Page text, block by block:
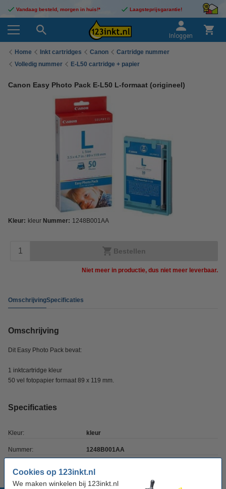
Cookies op 123inkt.nl
We maken winkelen bij 123inkt.nl
Vandaag besteld, morgen in huis!* Laagsteprijsgarantie!
Inloggen
Home Inkt cartridges Canon
Cartridge nummer
Volledig nummer
E-L50 cartridge + papier
Canon Easy Photo Pack E-L50 L-formaat (origineel)
Kleur: kleur Nummer: 1248B001AA
Bestellen
Niet meer in productie, dus niet meer leverbaar.
OmschrijvingSpecificaties
Omschrijving
Dit Easy Photo Pack bevat:
1 inktcartridge kleur
50 vel fotopapier formaat 89 x 119 mm.
Specificaties
Kleur: kleur
Nummer: 1248B001AA